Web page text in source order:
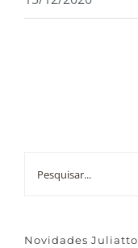
Novidades Juliatto